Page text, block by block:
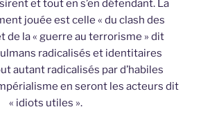
et tout en s’en défendant. La
jouée est celle « du clash des
de la « guerre au terrorisme » dit
radicalisés et identitaires
autant radicalisés par d’habiles
en seront les acteurs dit
« idiots utiles ».